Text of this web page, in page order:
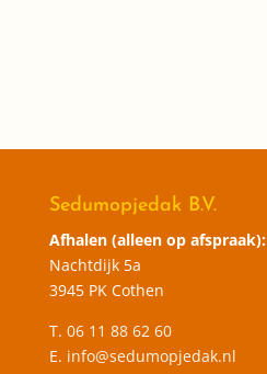
Sedumopjedak B.V.
Afhalen (alleen op afspraak):
Nachtdijk 5a
3945 PK Cothen
T. 06 11 88 62 60
E. info@sedumopjedak.nl